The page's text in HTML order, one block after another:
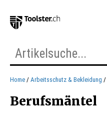
Home Arbeitsschutz & Bekleidung
Berufsmäntel